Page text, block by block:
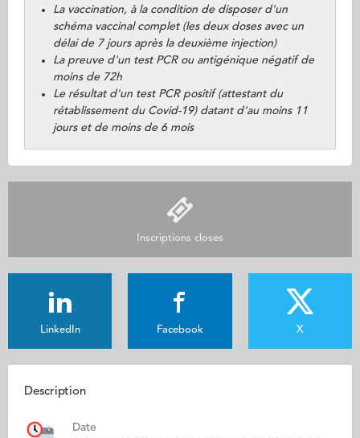
La vaccination, à la condition de disposer d'un
schéma vaccinal complet (les deux doses avec un
délai de 7 jours après la deuxième injection)
La preuve d'un test PCR ou antigénique négatif de
moins de 72h
Le résultat d'un test PCR positif (attestant du
rétablissement du Covid-19) datant d'au moins 11
jours et de moins de 6 mois
Inscriptions closes
LinkedIn Facebook X
Description
Date